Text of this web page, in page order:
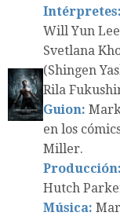
Intérpretes:
Will Yun
Svetlana
(Shingen
Rila
Guion:
en los
Miller.
Producción:
Hutch
Música: